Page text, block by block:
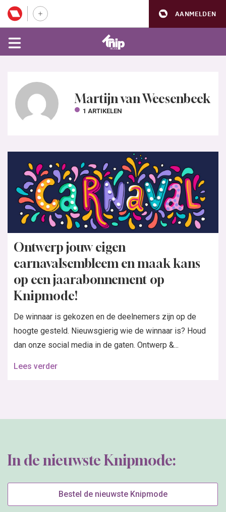
AANMELDEN
Martijn van Weesenbeek
1 ARTIKELEN
Ontwerp jouw eigen
carnavalsembleem en maak kans
op een jaarabonnement op
Knipmode!
De winnaar is gekozen en de deelnemers zijn op de
hoogte gesteld. Nieuwsgierig wie de winnaar is? Houd
dan onze social media in de gaten. Ontwerp &...
Lees verder
In de nieuwste Knipmode:
Bestel de nieuwste Knipmode